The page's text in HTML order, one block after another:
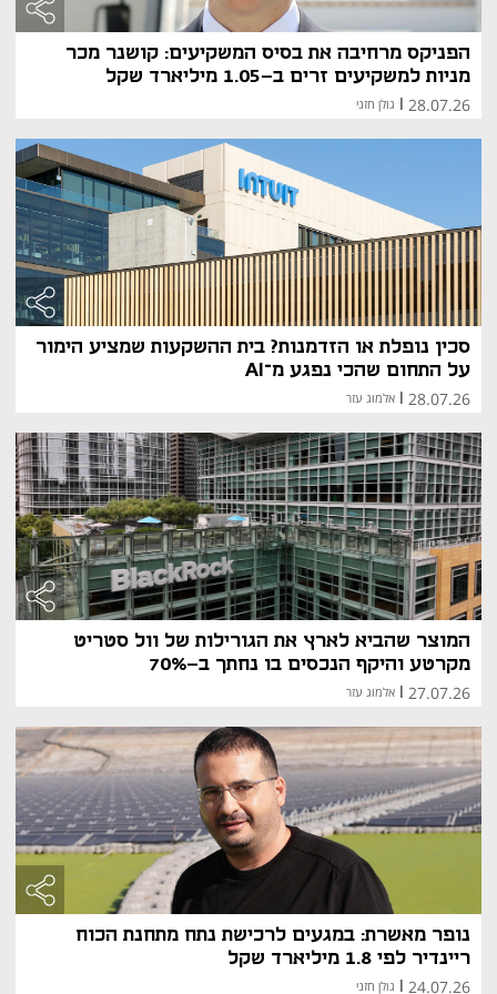
הפניקס מרחיבה את בסיס המשקיעים: קושנר מכר
מניות למשקיעים זרים ב-1.05 מיליארד שקל
28.07.26 גולן חזני
סכין נופלת או הזדמנות? בית ההשקעות שמציע הימור
על התחום שהכי נפגע מ־AI
28.07.26 אלמוג עזר
המוצר שהביא לארץ את הגורילות של וול סטריט
מקרטע והיקף הנכסים בו נחתך ב-70%
27.07.26 אלמוג עזר
נופר מאשרת: במגעים לרכישת נתח מתחנת הכוח
ריינדיר לפי 1.8 מיליארד שקל
24.07.26 גולן חזני